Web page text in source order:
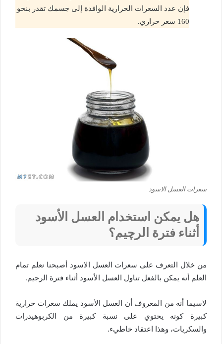
فإن عدد السعرات الحرارية الوافدة إلى جسمك تقدر بنحو
160 سعر حراري.
سعرات العسل الاسود
هل يمكن استخدام العسل الأسود
أثناء فترة الرچيم؟
من خلال التعرف على سعرات العسل الاسود أصبحنا نعلم تمام
العلم أنه يمكن بالفعل تناول العسل الأسود أثناء فترة الرجيم.
لاسيما أنه من المعروف أن العسل الأسود يملك سعرات حرارية
كبيرة كونه يحتوي على نسبة كبيرة من الكربوهيدرات
والسكريات، وهذا اعتقاد خاطيء.